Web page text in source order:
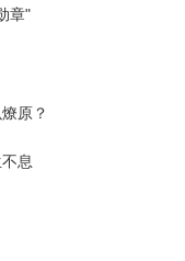
章"
原？
息